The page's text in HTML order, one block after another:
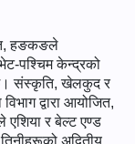
हङकङले
भेट-पश्चिम केन्द्रको
छ। संस्कृति, खेलकुद र
द्वारा आयोजित,
र बेल्ट एण्ड
अद्वितीय